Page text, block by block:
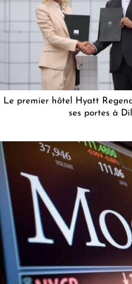
Le premier hôtel Hyatt
ses portes à